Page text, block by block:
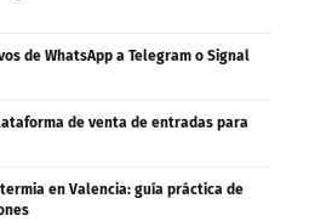
de WhatsApp a Telegram o Signal
de venta de entradas para
en Valencia: guía práctica de